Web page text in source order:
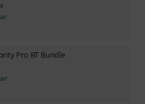
4
Pro BT Bundle